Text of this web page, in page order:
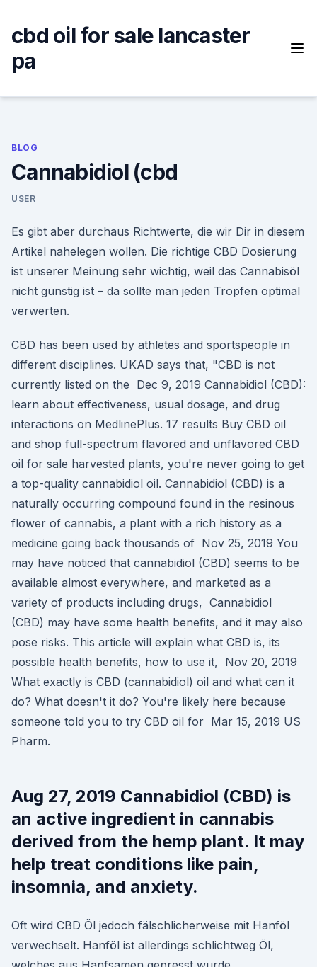
content
cbd oil for sale lancaster
pa
BLOG
Cannabidiol (cbd
USER
Es gibt aber durchaus Richtwerte, die wir Dir in diesem
Artikel nahelegen wollen. Die richtige CBD Dosierung
ist unserer Meinung sehr wichtig, weil das Cannabisöl
nicht günstig ist – da sollte man jeden Tropfen optimal
verwerten.
CBD has been used by athletes and sportspeople in
different disciplines. UKAD says that, "CBD is not
currently listed on the Dec 9, 2019 Cannabidiol (CBD):
learn about effectiveness, usual dosage, and drug
interactions on MedlinePlus. 17 results Buy CBD oil
and shop full-spectrum flavored and unflavored CBD
oil for sale harvested plants, you're never going to get
a top-quality cannabidiol oil. Cannabidiol (CBD) is a
naturally occurring compound found in the resinous
flower of cannabis, a plant with a rich history as a
medicine going back thousands of Nov 25, 2019 You
may have noticed that cannabidiol (CBD) seems to be
available almost everywhere, and marketed as a
variety of products including drugs, Cannabidiol
(CBD) may have some health benefits, and it may also
pose risks. This article will explain what CBD is, its
possible health benefits, how to use it, Nov 20, 2019
What exactly is CBD (cannabidiol) oil and what can it
do? What doesn't it do? You're likely here because
someone told you to try CBD oil for Mar 15, 2019 US
Pharm.
Aug 27, 2019 Cannabidiol (CBD) is
an active ingredient in cannabis
derived from the hemp plant. It may
help treat conditions like pain,
insomnia, and anxiety.
Oft wird CBD Öl jedoch fälschlicherweise mit Hanföl
verwechselt. Hanföl ist allerdings schlichtweg Öl,